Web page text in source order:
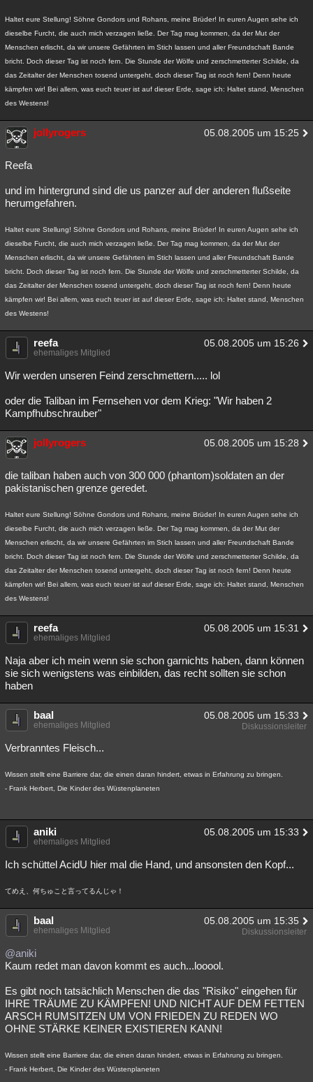
Haltet eure Stellung! Söhne Gondors und Rohans, meine Brüder! In euren Augen sehe ich
dieselbe Furcht, die auch mich verzagen ließe. Der Tag mag kommen, da der Mut der
Menschen erlischt, da wir unsere Gefährten im Stich lassen und aller Freundschaft Bande
bricht. Doch dieser Tag ist noch fern. Die Stunde der Wölfe und zerschmetterter Schilde, da
das Zeitalter der Menschen tosend untergeht, doch dieser Tag ist noch fern! Denn heute
kämpfen wir! Bei allem, was euch teuer ist auf dieser Erde, sage ich: Haltet stand, Menschen
des Westens!
jollyrogers 05.08.2005 um 15:25
Reefa
und im hintergrund sind die us panzer auf der anderen flußseite
herumgefahren.
Haltet eure Stellung! Söhne Gondors und Rohans, meine Brüder! In euren Augen sehe ich
dieselbe Furcht, die auch mich verzagen ließe. Der Tag mag kommen, da der Mut der
Menschen erlischt, da wir unsere Gefährten im Stich lassen und aller Freundschaft Bande
bricht. Doch dieser Tag ist noch fern. Die Stunde der Wölfe und zerschmetterter Schilde, da
das Zeitalter der Menschen tosend untergeht, doch dieser Tag ist noch fern! Denn heute
kämpfen wir! Bei allem, was euch teuer ist auf dieser Erde, sage ich: Haltet stand, Menschen
des Westens!
reefa 05.08.2005 um 15:26
ehemaliges Mitglied
Wir werden unseren Feind zerschmettern..... lol
oder die Taliban im Fernsehen vor dem Krieg: "Wir haben 2
Kampfhubschrauber"
jollyrogers 05.08.2005 um 15:28
die taliban haben auch von 300 000 (phantom)soldaten an der
pakistanischen grenze geredet.
Haltet eure Stellung! Söhne Gondors und Rohans, meine Brüder! In euren Augen sehe ich
dieselbe Furcht, die auch mich verzagen ließe. Der Tag mag kommen, da der Mut der
Menschen erlischt, da wir unsere Gefährten im Stich lassen und aller Freundschaft Bande
bricht. Doch dieser Tag ist noch fern. Die Stunde der Wölfe und zerschmetterter Schilde, da
das Zeitalter der Menschen tosend untergeht, doch dieser Tag ist noch fern! Denn heute
kämpfen wir! Bei allem, was euch teuer ist auf dieser Erde, sage ich: Haltet stand, Menschen
des Westens!
reefa 05.08.2005 um 15:31
ehemaliges Mitglied
Naja aber ich mein wenn sie schon garnichts haben, dann können
sie sich wenigstens was einbilden, das recht sollten sie schon
haben
baal 05.08.2005 um 15:33
ehemaliges Mitglied Diskussionsleiter
Verbranntes Fleisch...
Wissen stellt eine Barriere dar, die einen daran hindert, etwas in Erfahrung zu bringen.
- Frank Herbert, Die Kinder des Wüstenplaneten
aniki 05.08.2005 um 15:33
ehemaliges Mitglied
Ich schüttel AcidU hier mal die Hand, und ansonsten den Kopf...
てめえ、何ちゅこと言ってるんじゃ！
baal 05.08.2005 um 15:35
ehemaliges Mitglied Diskussionsleiter
@aniki
Kaum redet man davon kommt es auch...looool.
Es gibt noch tatsächlich Menschen die das "Risiko" eingehen für
IHRE TRÄUME ZU KÄMPFEN! UND NICHT AUF DEM FETTEN
ARSCH RUMSITZEN UM VON FRIEDEN ZU REDEN WO
OHNE STÄRKE KEINER EXISTIEREN KANN!
Wissen stellt eine Barriere dar, die einen daran hindert, etwas in Erfahrung zu bringen.
- Frank Herbert, Die Kinder des Wüstenplaneten